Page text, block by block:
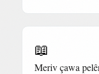
📖
Meriv çawa